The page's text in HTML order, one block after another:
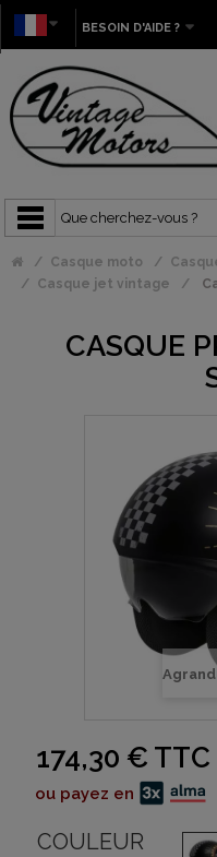
BESOIN D'AIDE ?
Casque moto
Casque jet vintage
CASQUE
174,30 € TTC
ou payez en
COULEUR